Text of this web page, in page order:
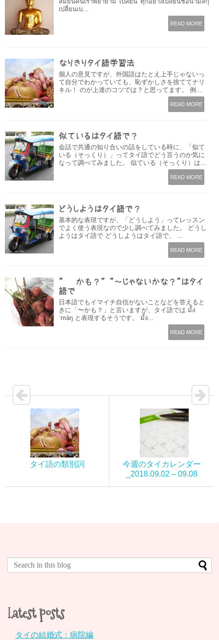
เปลี่ยนเบ...
READ MORE
なりきりタイ語学習法
個人の意見ですが、外国語はたとえ上手じゃないっ
て自分でわかっていても、恥ずかしさを捨ててナリ
キル！ のが上達のコツでは？と思ってます。 例...
READ MORE
似ているはタイ語で？
会話で共通の知り合いの話をしている時に、「似て
いる（そっくり）」ってタイ語でどう言うのか気に
なって調べてみました。 似ている（そっくり）は...
READ MORE
どうしようはタイ語で？
基本的な表現ですが、「どうしよう」ってレッスン
でよく使う表現なので少し調べてみました。 どうし
ようはタイ語で どうしようはタイ語で、 ...
READ MORE
” 〜かも？” ”～じゃないかな？”はタイ
語で
日本語でもイマイチ自信がないことなどを答えると
きに「〜かも？」と言いますが、タイ語では มั้ง
ˈmáŋ と表現するそうです。 มั้ง...
READ MORE
タイ語の類別詞
今週のタイカレンダー
_2018.09.02 – 09.08
Latest posts
タイの結婚式：病院編